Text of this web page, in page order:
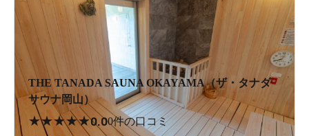
THE TANADA SAUNA OKAYAMA（ザ・タナダ
サウナ岡山）
★★★★★0.00件の口コミ